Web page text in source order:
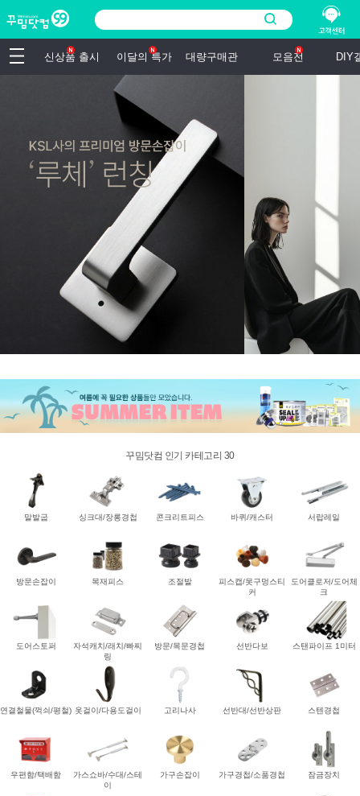
신상품 출시 이달의 특가 대량구매관 모음전 DIY
꾸밈닷컴 인기 카테고리 30
말발굽 싱크대/장롱경첩 콘크리트피스 바퀴/캐스터 서랍레일
방문손잡이 목재피스 조절발
피스캡/못구멍스티
커
도어클로저/도어체
크
도어스토퍼
자석캐치/래치/빠찌
링
방문/목문경첩 선반다보 스탠파이프 1미터
연결철물(꺽쇠/평철) 옷걸이/다용도걸이 고리나사 선반대/선반상판 스텐경첩
우편함/택배함
가스쇼바/수대/스테
이
가구손잡이 가구경첩/소품경첩 잠금장치